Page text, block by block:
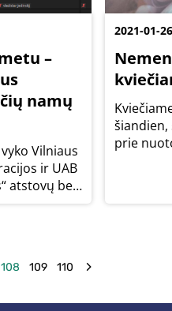
–
namų
Vilniaus
ir UAB
atstovų bei
kurio
2021-01-26
šiandien,
prie
108 109 110